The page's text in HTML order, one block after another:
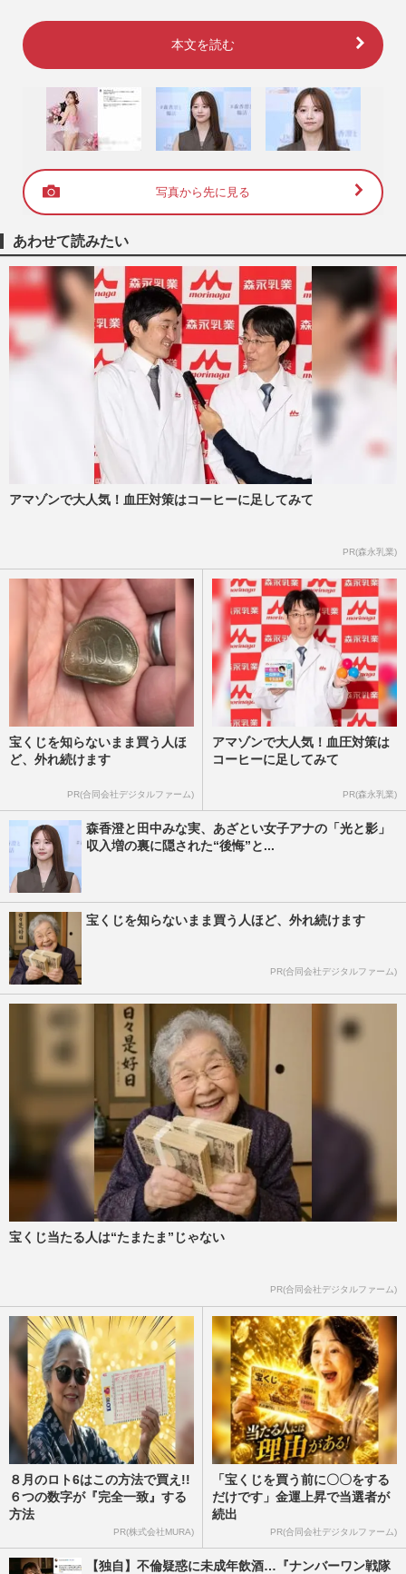
本文を読む
写真から先に見る
あわせて読みたい
アマゾンで大人気！血圧対策はコーヒーに足してみて
PR(森永乳業)
宝くじを知らないまま買う人ほ
ど、外れ続けます
PR(合同会社デジタルファーム)
アマゾンで大人気！血圧対策は
コーヒーに足してみて
PR(森永乳業)
森香澄と田中みな実、あざとい女子アナの「光と影」
収入増の裏に隠された“後悔”と...
宝くじを知らないまま買う人ほど、外れ続けます
PR(合同会社デジタルファーム)
宝くじ当たる人は“たまたま”じゃない
PR(合同会社デジタルファーム)
８月のロト6はこの方法で買え!!
６つの数字が『完全一致』する
方法
PR(株式会社MURA)
「宝くじを買う前に〇〇をする
だけです」金運上昇で当選者が
続出
PR(合同会社デジタルファーム)
【独自】不倫疑惑に未成年飲酒…『ナンバーワン戦隊